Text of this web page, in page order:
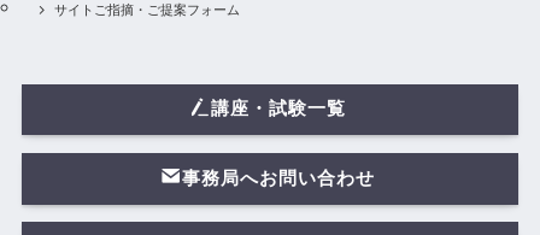
サイトご指摘・ご提案フォーム
講座・試験一覧
事務局へお問い合わせ